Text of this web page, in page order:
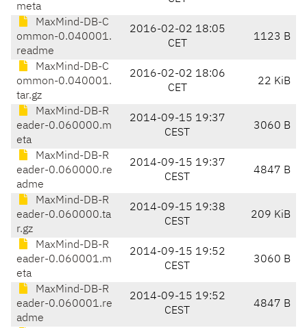
meta
MaxMind-DB-C
ommon-0.040001.
readme
2016-02-02 18:05
CET
1123 B
MaxMind-DB-C
ommon-0.040001.
tar.gz
2016-02-02 18:06
CET
22 KiB
MaxMind-DB-R
eader-0.060000.m
eta
2014-09-15 19:37
CEST
3060 B
MaxMind-DB-R
eader-0.060000.re
adme
2014-09-15 19:37
CEST
4847 B
MaxMind-DB-R
eader-0.060000.ta
r.gz
2014-09-15 19:38
CEST
209 KiB
MaxMind-DB-R
eader-0.060001.m
eta
2014-09-15 19:52
CEST
3060 B
MaxMind-DB-R
eader-0.060001.re
adme
2014-09-15 19:52
CEST
4847 B